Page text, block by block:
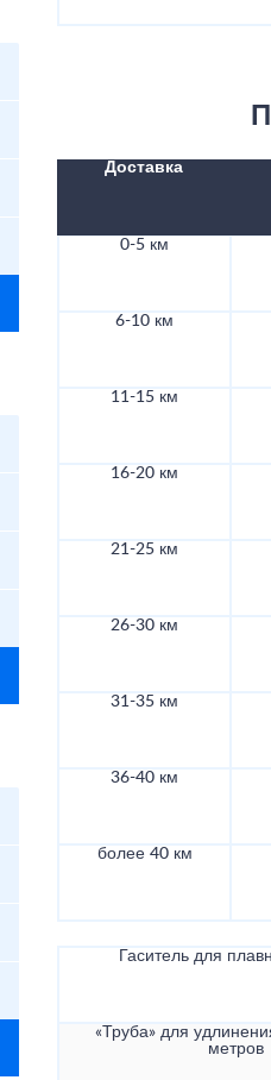
Доставка
0-5 км
6-10 км
11-15 км
16-20 км
21-25 км
26-30 км
31-35 км
36-40 км
более 40 км
Гаситель для
«Труба» для
метров